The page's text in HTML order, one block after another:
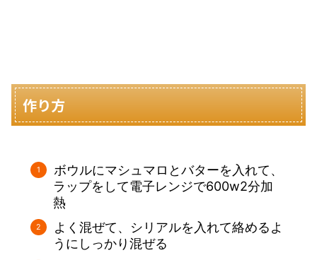
作り方
ボウルにマシュマロとバターを入れて、
ラップをして電子レンジで600w2分加
熱
よく混ぜて、シリアルを入れて絡めるよ
うにしっかり混ぜる